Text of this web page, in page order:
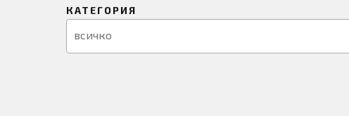
КАТЕГОРИЯ